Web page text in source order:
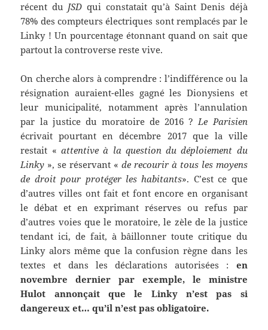
récent du JSD qui constatait qu’à Saint Denis déjà
78% des compteurs électriques sont remplacés par le
Linky ! Un pourcentage étonnant quand on sait que
partout la controverse reste vive.
On cherche alors à comprendre : l’indifférence ou la
résignation auraient-elles gagné les Dionysiens et
leur municipalité, notamment après l’annulation
par la justice du moratoire de 2016 ?Le Parisien
écrivait pourtant en décembre 2017 que la ville
restait « attentive à la question du déploiement du
Linky », se réservant «de recourir à tous les moyens
de droit pour protéger les habitants». C’est ce que
d’autres villes ont fait et font encore en organisant
le débat et en exprimant réserves ou refus par
d’autres voies que le moratoire, le zèle de la justice
tendant ici, de fait, à bâillonner toute critique du
Linky alors même que la confusion règne dans les
textes et dans les déclarations autorisées : en
novembre dernier par exemple, le ministre
Hulot annonçait que le Linky n’est pas si
dangereux et… qu’il n’est pas obligatoire.